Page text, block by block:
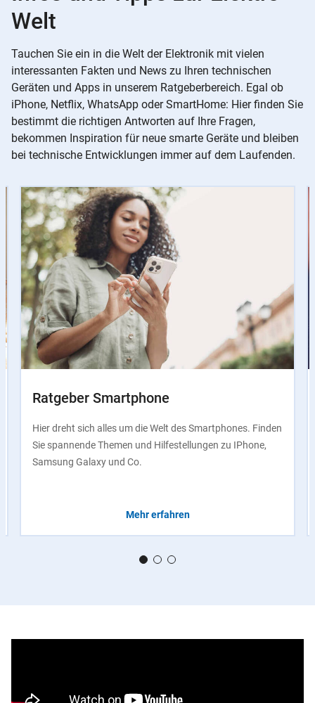
Welt
Tauchen Sie ein in die Welt der Elektronik mit vielen
interessanten Fakten und News zu Ihren technischen
Geräten und Apps in unserem Ratgeberbereich. Egal ob
iPhone, Netflix, WhatsApp oder SmartHome: Hier finden Sie
bestimmt die richtigen Antworten auf Ihre Fragen,
bekommen Inspiration für neue smarte Geräte und bleiben
bei technische Entwicklungen immer auf dem Laufenden.
Instructions
Ratgeber Smartphone
Hier dreht sich alles um die Welt des Smartphones. Finden
Sie spannende Themen und Hilfestellungen zu IPhone,
Samsung Galaxy und Co.
Mehr erfahren